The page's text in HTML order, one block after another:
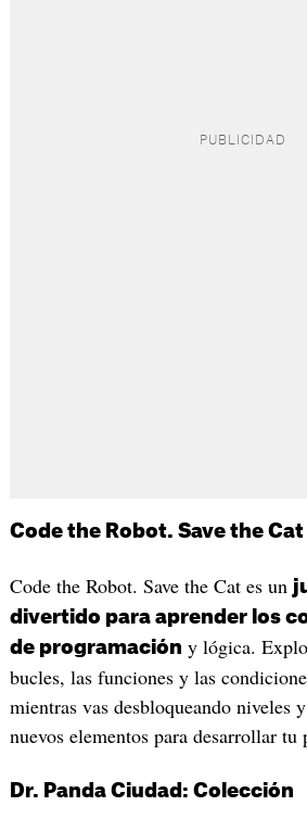
Code the Robot. Save the Cat
Code the Robot. Save the Cat es un
divertido para aprender los
de programación y lógica.
bucles, las funciones y las
mientras vas desbloqueando niveles
nuevos elementos para desarrollar
Dr. Panda Ciudad: Colección